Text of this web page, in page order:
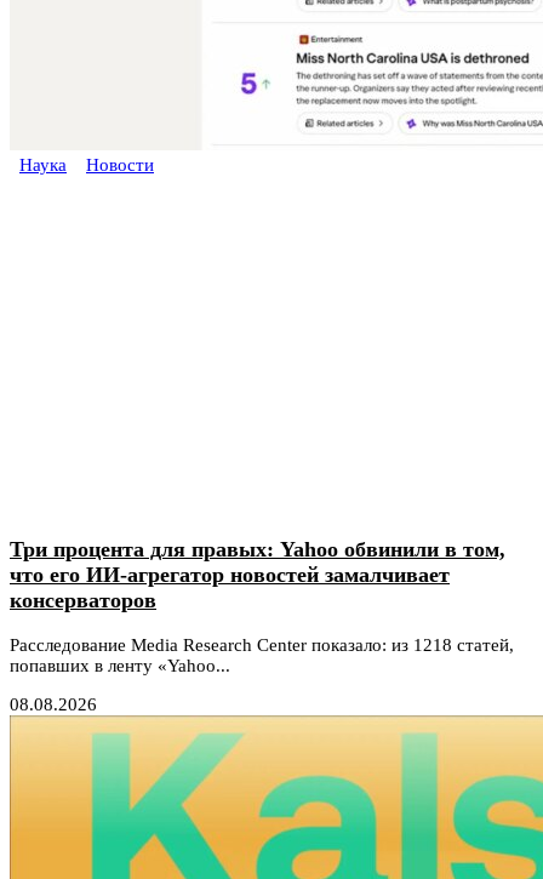
Наука Новости
Три процента для правых: Yahoo обвинили в том,
что его ИИ-агрегатор новостей замалчивает
консерваторов
Расследование Media Research Center показало: из 1218 статей,
попавших в ленту «Yahoo...
08.08.2026